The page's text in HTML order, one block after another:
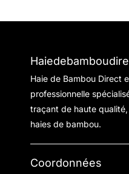
Haie de Bambou Direct
professionnelle
traçant de haute
haies de bambou.
Coordonnées